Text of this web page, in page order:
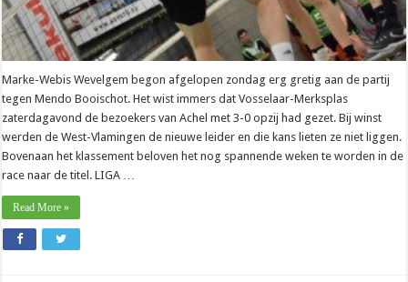
Marke-Webis Wevelgem begon afgelopen zondag erg gretig aan de partij
tegen Mendo Booischot. Het wist immers dat Vosselaar-Merksplas
zaterdagavond de bezoekers van Achel met 3-0 opzij had gezet. Bij winst
werden de West-Vlamingen de nieuwe leider en die kans lieten ze niet liggen.
Bovenaan het klassement beloven het nog spannende weken te worden in de
race naar de titel. LIGA …
Read More »